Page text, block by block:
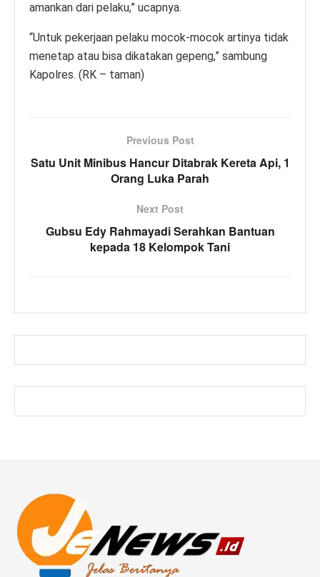
amankan dari pelaku,” ucapnya.
“Untuk pekerjaan pelaku mocok-mocok artinya tidak
menetap atau bisa dikatakan gepeng,” sambung
Kapolres. (RK – taman)
Previous Post
Satu Unit Minibus Hancur Ditabrak Kereta Api, 1
Orang Luka Parah
Next Post
Gubsu Edy Rahmayadi Serahkan Bantuan
kepada 18 Kelompok Tani